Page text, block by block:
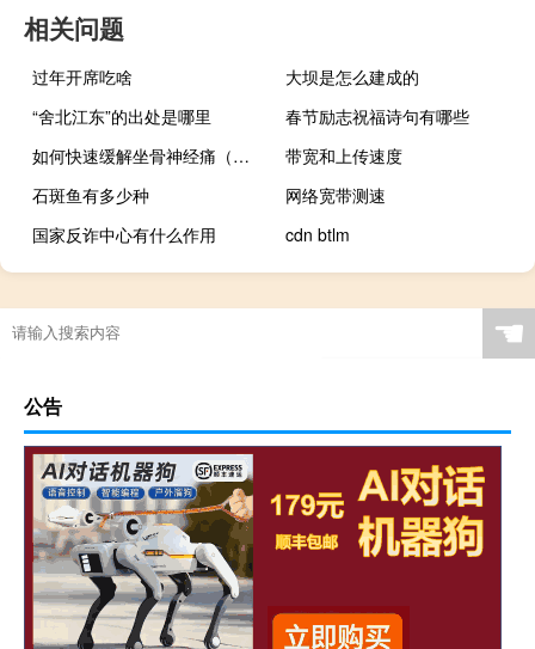
相关问题
过年开席吃啥
大坝是怎么建成的
“舍北江东”的出处是哪里
春节励志祝福诗句有哪些
如何快速缓解坐骨神经痛（如何快速缓解痛经）
带宽和上传速度
石斑鱼有多少种
网络宽带测速
国家反诈中心有什么作用
cdn btlm
☚
公告